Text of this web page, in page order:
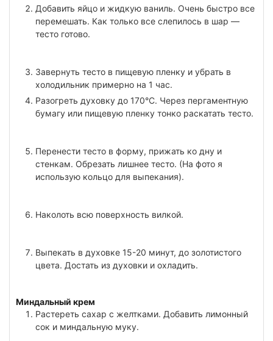
Добавить яйцо и жидкую ваниль. Очень быстро все
перемешать. Как только все слепилось в шар —
тесто готово.
Завернуть тесто в пищевую пленку и убрать в
холодильник примерно на 1 час.
Разогреть духовку до 170°C. Через пергаментную
бумагу или пищевую пленку тонко раскатать тесто.
Перенести тесто в форму, прижать ко дну и
стенкам. Обрезать лишнее тесто. (На фото я
использую кольцо для выпекания).
Наколоть всю поверхность вилкой.
Выпекать в духовке 15-20 минут, до золотистого
цвета. Достать из духовки и охладить.
Миндальный крем
Растереть сахар с желтками. Добавить лимонный
сок и миндальную муку.